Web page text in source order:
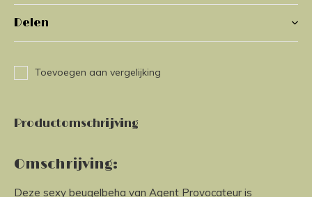
Delen
Toevoegen aan vergelijking
Productomschrijving
Omschrijving:
Deze sexy beugelbeha van Agent Provocateur is